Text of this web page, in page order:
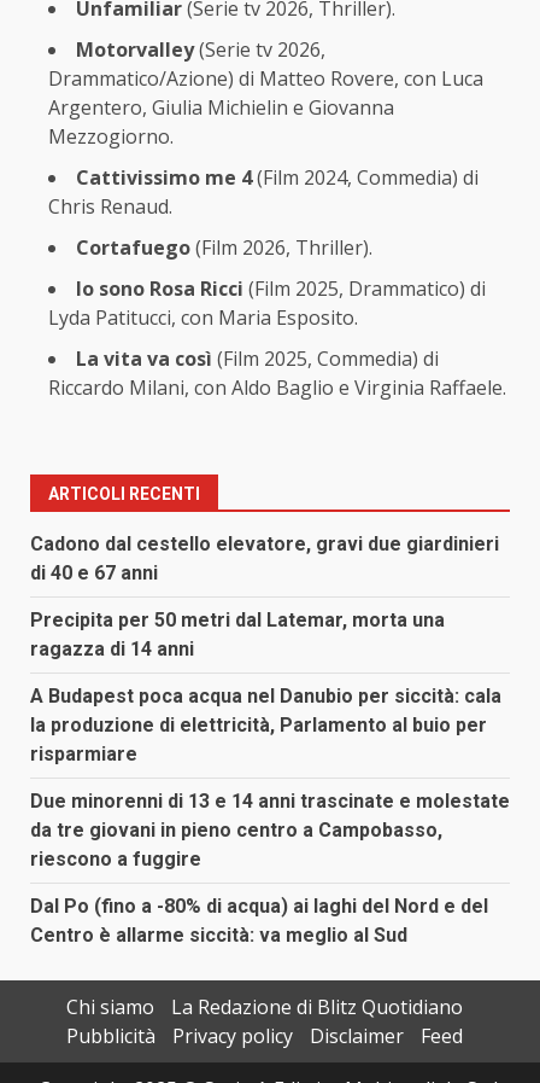
Unfamiliar(Serie tv 2026, Thriller).
Motorvalley(Serie tv 2026,
Drammatico/Azione) di Matteo Rovere, con Luca
Argentero, Giulia Michielin e Giovanna
Mezzogiorno.
Cattivissimo me 4(Film 2024, Commedia) di
Chris Renaud.
Cortafuego(Film 2026, Thriller).
Io sono Rosa Ricci (Film 2025, Drammatico) di
Lyda Patitucci, con Maria Esposito.
La vita va così (Film 2025, Commedia) di
Riccardo Milani, con Aldo Baglio e Virginia Raffaele.
ARTICOLI RECENTI
Cadono dal cestello elevatore, gravi due giardinieri
di 40 e 67 anni
Precipita per 50 metri dal Latemar, morta una
ragazza di 14 anni
A Budapest poca acqua nel Danubio per siccità: cala
la produzione di elettricità, Parlamento al buio per
risparmiare
Due minorenni di 13 e 14 anni trascinate e molestate
da tre giovani in pieno centro a Campobasso,
riescono a fuggire
Dal Po (fino a -80% di acqua) ai laghi del Nord e del
Centro è allarme siccità: va meglio al Sud
Chi siamo
La Redazione di Blitz Quotidiano
Pubblicità
Privacy policy Disclaimer
Feed